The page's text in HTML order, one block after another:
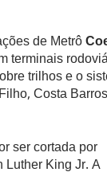
de Metrô
terminais
trilhos e o
Costa
ser cortada por
Luther King Jr. A